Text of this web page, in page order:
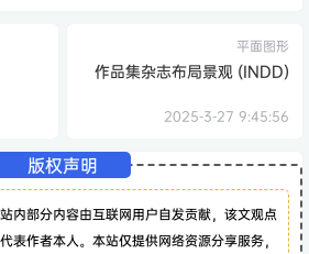
平面图形
作品集杂志布局景观 (INDD)
2025-3-27 9:45:56
版权声明
站内部分内容由互联网用户自发贡献，该文观点
表作者本人。本站仅提供网络资源分享服务，